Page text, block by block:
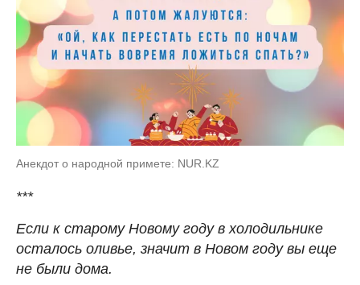
Анекдот о народной примете: NUR.KZ
***
Если к старому Новому году в холодильнике
осталось оливье, значит в Новом году вы еще
не были дома.